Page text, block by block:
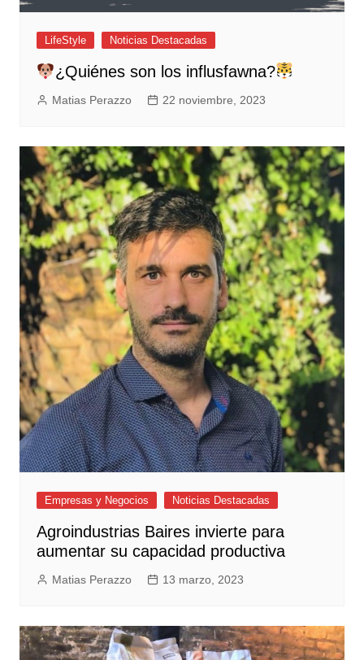
LifeStyle Noticias Destacadas
¿Quiénes son los influsfawna?
Matias Perazzo 22 noviembre, 2023
Empresas y Negocios Noticias Destacadas
Agroindustrias Baires invierte para
aumentar su capacidad productiva
Matias Perazzo 13 marzo, 2023